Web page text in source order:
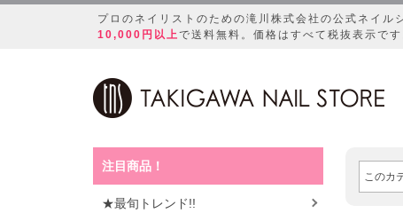
プロのネイリストのための滝川株式会社の公式ネイル
10,000円以上で送料無料。価格はすべて税抜表示で
注目商品！
★最旬トレンド!!